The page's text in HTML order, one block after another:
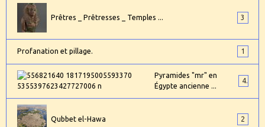
Prêtres _ Prêtresses _ Temples ... 3
Profanation et pillage. 1
Pyramides "mr" en
Égypte ancienne ...
4
Qubbet el-Hawa 2